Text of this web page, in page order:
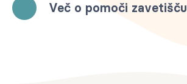
Več o pomoči zavetišču